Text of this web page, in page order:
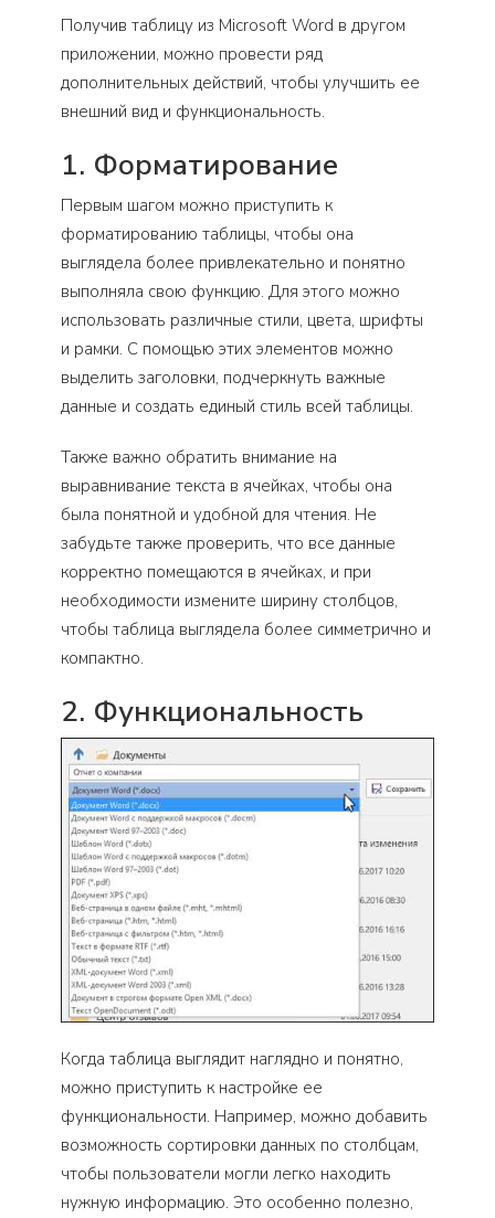
Получив таблицу из Microsoft Word в другом
приложении, можно провести ряд
дополнительных действий, чтобы улучшить ее
внешний вид и функциональность.
1. Форматирование
Первым шагом можно приступить к
форматированию таблицы, чтобы она
выглядела более привлекательно и понятно
выполняла свою функцию. Для этого можно
использовать различные стили, цвета, шрифты
и рамки. С помощью этих элементов можно
выделить заголовки, подчеркнуть важные
данные и создать единый стиль всей таблицы.
Также важно обратить внимание на
выравнивание текста в ячейках, чтобы она
была понятной и удобной для чтения. Не
забудьте также проверить, что все данные
корректно помещаются в ячейках, и при
необходимости измените ширину столбцов,
чтобы таблица выглядела более симметрично и
компактно.
2. Функциональность
Когда таблица выглядит наглядно и понятно,
можно приступить к настройке ее
функциональности. Например, можно добавить
возможность сортировки данных по столбцам,
чтобы пользователи могли легко находить
нужную информацию. Это особенно полезно,